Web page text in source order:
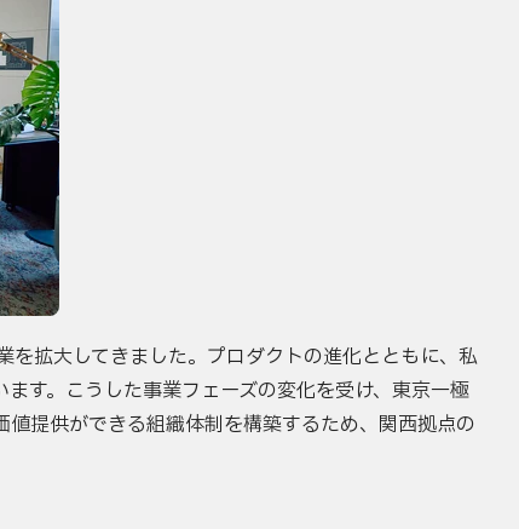
を拡大してきました。プロダクトの進化とともに、私
す。こうした事業フェーズの変化を受け、東京一極
提供ができる組織体制を構築するため、関西拠点の